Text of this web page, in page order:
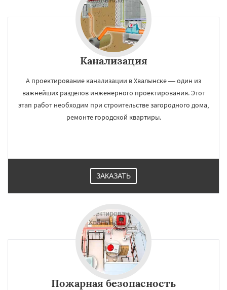
Канализация
А проектирование канализации в Хвалынске — один из
важнейших разделов инженерного проектирования. Этот
этап работ необходим при строительстве загородного дома,
ремонте городской квартиры.
ЗАКАЗАТЬ
Пожарная безопасность